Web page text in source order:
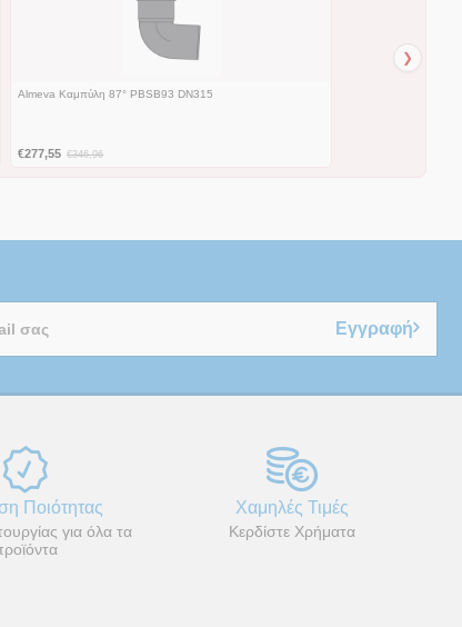
Almeva Καμπύλη 87° PBSB93 DN315
€277,55 €346,96
❯
Εγγραφή
Ποιότητας
για όλα τα
Χαμηλές Τιμές
Κερδίστε Χρήματα